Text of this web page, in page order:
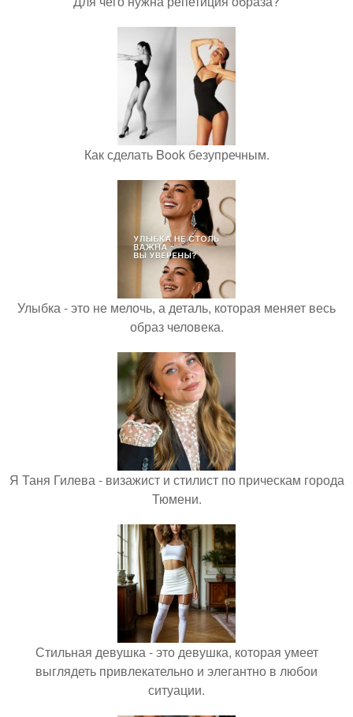
Как сделать Book безупречным.
Улыбка - это не мелочь, а деталь, которая меняет весь
образ человека.
Я Таня Гилева - визажист и стилист по прическам города
Тюмени.
Стильная девушка - это девушка, которая умеет
выглядеть привлекательно и элегантно в любои
ситуации.